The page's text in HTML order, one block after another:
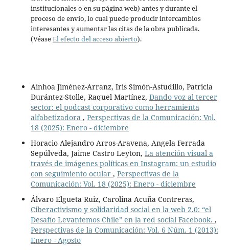
institucionales o en su página web) antes y durante el
proceso de envío, lo cual puede producir intercambios
interesantes y aumentar las citas de la obra publicada.
(VéaseEl efecto del acceso abierto).
Ainhoa Jiménez-Arranz, Iris Simón-Astudillo, Patricia
Durántez-Stolle, Raquel Martínez, Dando voz al tercer
sector: el podcast corporativo como herramienta
alfabetizadora , Perspectivas de la Comunicación: Vol.
18 (2025): Enero - diciembre
Horacio Alejandro Arros-Aravena, Angela Ferrada
Sepúlveda, Jaime Castro Leyton, La atención visual a
través de imágenes políticas en Instagram: un estudio
con seguimiento ocular , Perspectivas de la
Comunicación: Vol. 18 (2025): Enero - diciembre
Álvaro Elgueta Ruiz, Carolina Acuña Contreras,
Ciberactivismo y solidaridad social en la web 2.0: “el
Desafío Levantemos Chile” en la red social Facebook. ,
Perspectivas de la Comunicación: Vol. 6 Núm. 1 (2013):
Enero - Agosto